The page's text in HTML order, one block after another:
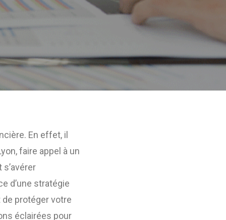
En effet, il
faire appel à un
s’avérer
d’une stratégie
protéger votre
éclairées pour